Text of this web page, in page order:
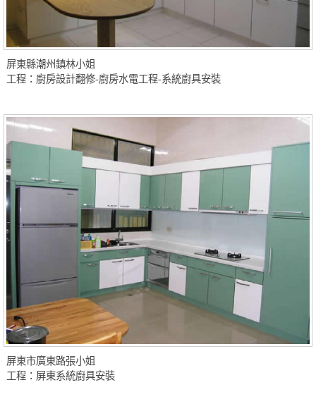
屏東縣潮州鎮林小姐
工程：廚房設計翻修-廚房水電工程-系統廚具安裝
屏東市廣東路張小姐
工程：屏東系統廚具安裝